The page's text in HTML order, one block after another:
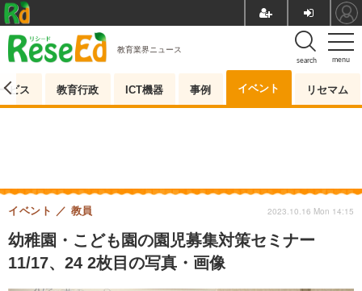
menu
search
教育業界ニュース
ビス 教育行政 ICT機器 事例 イベント リセマム
幼稚園・こども園の園児募集対策セミナー
11/17、24 2枚目の写真・画像
イベント 教員 2023.10.16 Mon 14:15